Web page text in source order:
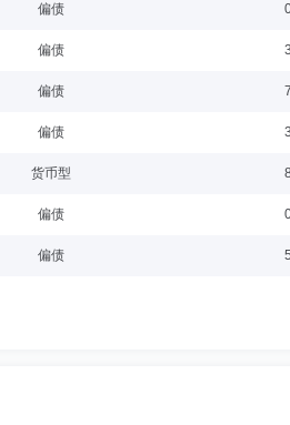
学历：本科
管理有限公司董事，本科学历，民盟盟员。现
学历：硕士
偏债
偏债
偏债
偏债
货币型
偏债
偏债